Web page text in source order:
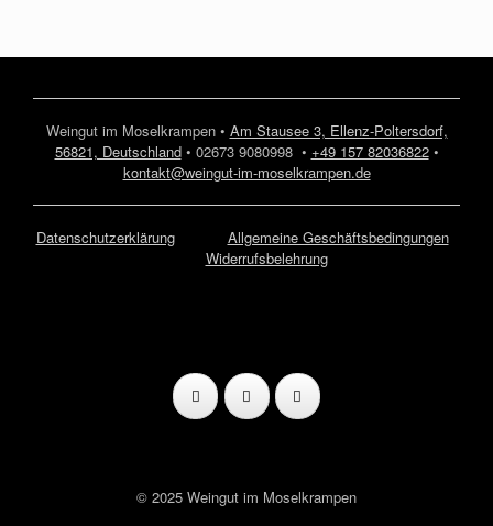
Weingut im Moselkrampen • Am Stausee 3, Ellenz-Poltersdorf,
56821, Deutschland• 02673 9080998 • +49 157 82036822•
kontakt@weingut-im-moselkrampen.de
Datenschutzerklärung
Allgemeine Geschäftsbedingungen
Widerrufsbelehrung
© 2025 Weingut im Moselkrampen